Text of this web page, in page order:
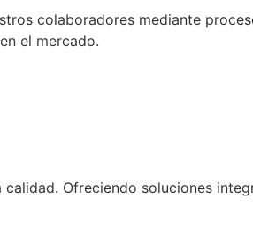
colaboradores mediante
el mercado.
Ofreciendo soluciones